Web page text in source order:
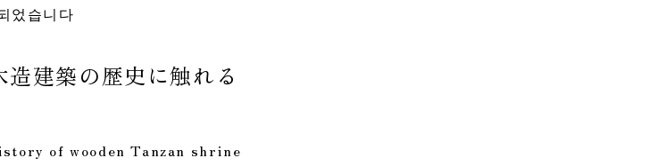
었습니다
建築の歴史に触れる
of wooden Tanzan shrine